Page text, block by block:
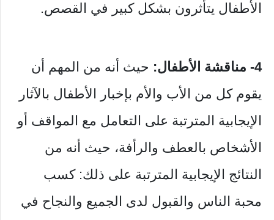
الأطفال يتأثرون بشكل كبير في القصص.
4- مناقشة الأطفال:
حيث أنه من المهم أن
يقوم كل من الأب والأم بإخبار الأطفال بالآثار
الإيجابية المترتبة على التعامل مع المواقف أو
الأشخاص بالعطف والرأفة، حيث أنه من
النتائج الإيجابية المترتبة على ذلك: كسب
محبة الناس والقبول لدى الجميع والنجاح في